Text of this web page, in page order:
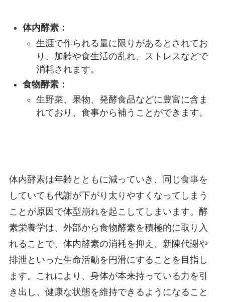
体内酵素：
生涯で作られる量に限りがあるとされてお
り、加齢や食生活の乱れ、ストレスなどで
消耗されます。
食物酵素：
生野菜、果物、発酵食品などに豊富に含ま
れており、食事から補うことができます。
体内酵素は年齢とともに減っていき、同じ食事を
していても代謝が下がり太りやすくなってしまう
ことが原因で体型崩れを起こしてしまいます。酵
素栄養学は、外部から食物酵素を積極的に取り入
れることで、体内酵素の消耗を抑え、新陳代謝や
排泄といった生命活動を円滑にすることを目指し
ます。これにより、身体が本来持っている力を引
き出し、健康な状態を維持できるようになること